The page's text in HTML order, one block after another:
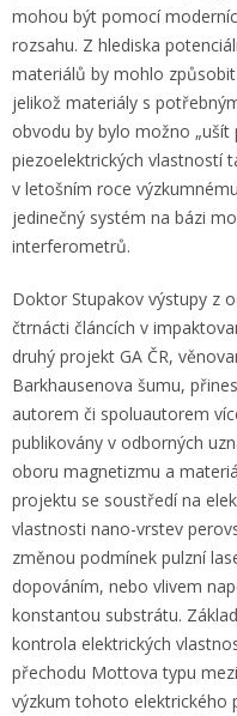
mohou být pomocí
rozsahu. Z hlediska
materiálů by mohlo
jelikož materiály s
obvodu by bylo možno „ušít
piezoelektrických vlastností
v letošním roce
jedinečný systém na bázi
interferometrů.
Doktor Stupakov výstupy z
čtrnácti článcích v
druhý projekt GA ČR,
Barkhausenova šumu,
autorem či spoluautorem
publikovány v odborných
oboru magnetizmu a
projektu se soustředí na
vlastnosti nano-vrstev
změnou podmínek pulzní
dopováním, nebo vlivem
konstantou substrátu.
kontrola elektrických
přechodu Mottova typu
výzkum tohoto elektrického